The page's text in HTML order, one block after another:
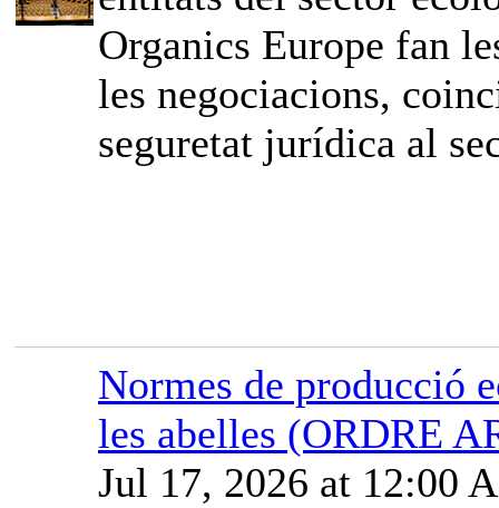
Organics Europe fan
les negociacions,
seguretat jurídica al
Normes de producció
les abelles (ORDRE
Jul 17, 2026 at 12:00